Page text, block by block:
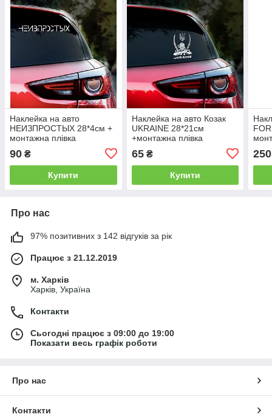
Наклейка на авто
НЕИЗПРОСТЫХ 28*4см +
монтажна плівка
90 ₴
Купити
Наклейка на авто Козак
UKRAINE 28*21см
+монтажна плівка
65₴
Купити
250
Про нас
97% позитивних з 142 відгуків за рік
Працює з 21.12.2019
м. Харків
Харків, Україна
Контакти
Сьогодні працює з 09:00 до 19:00
Показати весь графік роботи
Про нас
Контакти